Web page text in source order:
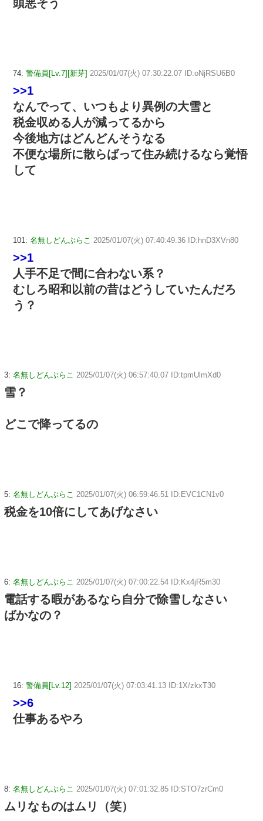
頭悪そう
74: 警備員[Lv.7][新芽] 2025/01/07(火) 07:30:22.07 ID:oNjRSU6B0
>>1
なんでって、いつもより異例の大雪と
税金収める人が減ってるから
今後地方はどんどんそうなる
不便な場所に散らばって住み続けるなら覚悟
して
101: 名無しどんぶらこ 2025/01/07(火) 07:40:49.36 ID:hnD3XVn80
>>1
人手不足で間に合わない系？
むしろ昭和以前の昔はどうしていたんだろ
う？
3: 名無しどんぶらこ 2025/01/07(火) 06:57:40.07 ID:tpmUlmXd0
雪？
どこで降ってるの
5: 名無しどんぶらこ 2025/01/07(火) 06:59:46.51 ID:EVC1CN1v0
税金を10倍にしてあげなさい
6: 名無しどんぶらこ 2025/01/07(火) 07:00:22.54 ID:Kx4jR5m30
電話する暇があるなら自分で除雪しなさい
ばかなの？
16: 警備員[Lv.12] 2025/01/07(火) 07:03:41.13 ID:1X/zkxT30
>>6
仕事あるやろ
8: 名無しどんぶらこ 2025/01/07(火) 07:01:32.85 ID:STO7zrCm0
ムリなものはムリ（笑）